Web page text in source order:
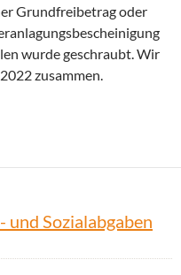
Grundfreibetrag oder
wurde geschraubt. Wir
zusammen.
2022
und Sozialabgaben